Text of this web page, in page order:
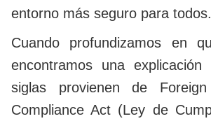
entorno más seguro para todos.
Cuando profundizamos en
encontramos una explicación
siglas provienen de
Compliance Act (Ley de